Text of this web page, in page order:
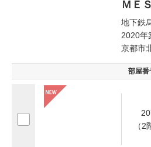
ＭＥ
地下鉄
2020年
京都市
部屋番
（2